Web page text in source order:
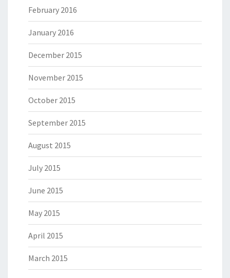
February 2016
January 2016
December 2015
November 2015
October 2015
September 2015
August 2015
July 2015
June 2015
May 2015
April 2015
March 2015